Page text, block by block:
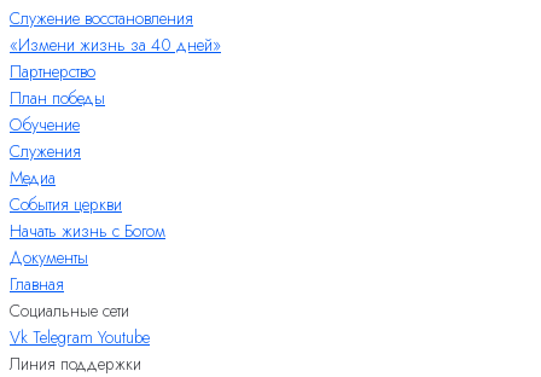
Служение восстановления
«Измени жизнь за 40 дней»
Партнерство
План победы
Обучение
Служения
Медиа
События церкви
Начать жизнь с Богом
Документы
Главная
Социальные сети
Vk Telegram Youtube
Линия поддержки